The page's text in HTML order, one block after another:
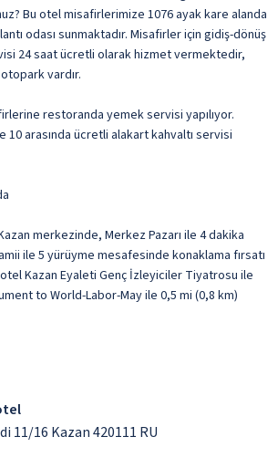
Bu otel misafirlerimize 1076 ayak kare alanda
odası sunmaktadır. Misafirler için gidiş-dönüş
24 saat ücretli olarak hizmet vermektedir,
vardır.
restoranda yemek servisi yapılıyor.
10 arasında ücretli alakart kahvaltı servisi
merkezinde, Merkez Pazarı ile 4 dakika
ile 5 yürüyme mesafesinde konaklama fırsatı
Kazan Eyaleti Genç İzleyiciler Tiyatrosu ile
to World-Labor-May ile 0,5 mi (0,8 km)
11/16 Kazan 420111 RU